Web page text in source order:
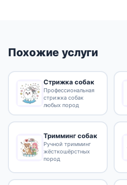
Похожие услуги
Стрижка собак
Профессиональная
стрижка собак
любых пород
Тримминг собак
Ручной тримминг
жёсткошёрстных
пород